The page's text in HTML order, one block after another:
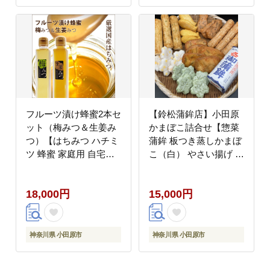
フルーツ漬け蜂蜜2本セ
ット（梅みつ＆生姜み
つ）【はちみつ ハチミ
ツ 蜂蜜 家庭用 自宅用
元 お歳暮 父の日 母の
日 贈り物 梅 生姜 フル
ーツ 神奈川県 小田原市
】
18,000円
神奈川県 小田原市
【鈴松蒲鉾店】小田原
かまぼこ詰合せ【惣菜
蒲鉾 板つき蒸しかまぼ
こ（白） やさい揚げ イ
竹輪 チーズ入り焼竹輪
花型しんじょう 昔なが
らの味 神奈川県 小田原
市 】
15,000円
神奈川県 小田原市